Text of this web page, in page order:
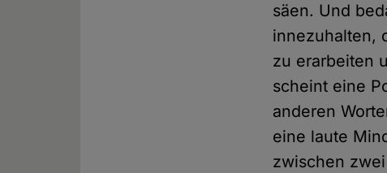
säen. Und
innezuhalten,
zu erarbeiten
scheint eine
anderen
eine laute
zwischen